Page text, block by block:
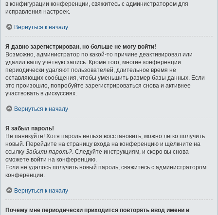
в конфигурации конференции, свяжитесь с администратором для
исправления настроек.
Вернуться к началу
Я давно зарегистрирован, но больше не могу войти!
Возможно, администратор по какой-то причине деактивировал или
удалил вашу учётную запись. Кроме того, многие конференции
периодически удаляют пользователей, длительное время не
оставляющих сообщения, чтобы уменьшить размер базы данных. Если
это произошло, попробуйте зарегистрироваться снова и активнее
участвовать в дискуссиях.
Вернуться к началу
Я забыл пароль!
Не паникуйте! Хотя пароль нельзя восстановить, можно легко получить
новый. Перейдите на страницу входа на конференцию и щёлкните на
ссылку Забыли пароль?. Следуйте инструкциям, и скоро вы снова
сможете войти на конференцию.
Если не удалось получить новый пароль, свяжитесь с администратором
конференции.
Вернуться к началу
Почему мне периодически приходится повторять ввод имени и